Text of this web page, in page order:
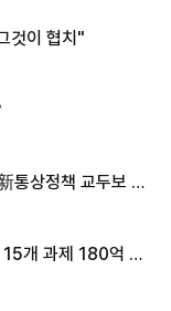
것이 협치"
통상정책 교두보 활
개 과제 180억 지